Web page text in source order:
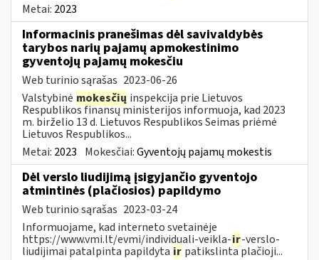
Metai: 2023
Informacinis pranešimas dėl savivaldybės
tarybos narių pajamų apmokestinimo
gyventojų pajamų mokesčiu
Web turinio sąrašas 2023-06-26
Valstybinė mokesčių inspekcija prie Lietuvos
Respublikos finansų ministerijos informuoja, kad 2023
m. birželio 13 d. Lietuvos Respublikos Seimas priėmė
Lietuvos Respublikos...
Metai: 2023 Mokesčiai:Gyventojų pajamų mokestis
Dėl verslo liudijimą įsigyjančio gyventojo
atmintinės (plačiosios) papildymo
Web turinio sąrašas 2023-03-24
Informuojame, kad interneto svetainėje
https://www.vmi.lt/evmi/individuali-veikla-ir-verslo-
liudijimai patalpinta papildyta ir patikslinta plačioji...